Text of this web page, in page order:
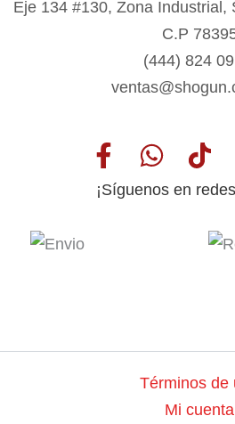
Eje 134 #130, Zona Industrial,
C.P
(444) 824
¡Síguenos en
Términos de
Mi cuenta